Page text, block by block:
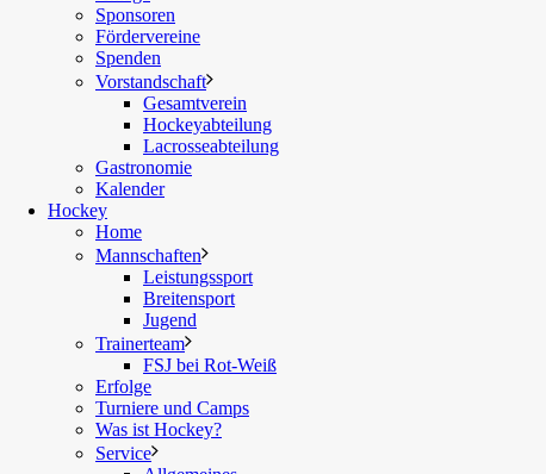
Sponsoren
Fördervereine
Spenden
Vorstandschaft
Gesamtverein
Hockeyabteilung
Lacrosseabteilung
Gastronomie
Kalender
Hockey
Home
Mannschaften
Leistungssport
Breitensport
Jugend
Trainerteam
FSJ bei Rot-Weiß
Erfolge
Turniere und Camps
Was ist Hockey?
Service